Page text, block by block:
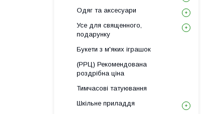
Одяг та аксесуари
Усе для священного,
подарунку
Букети з м'яких іграшок
(РРЦ) Рекомендована
роздрібна ціна
Тимчасові татуювання
Шкільне приладдя